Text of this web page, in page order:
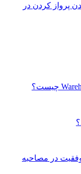
و تفسیر دیدن پرواز کردن در
موفقیت در مصاحبه